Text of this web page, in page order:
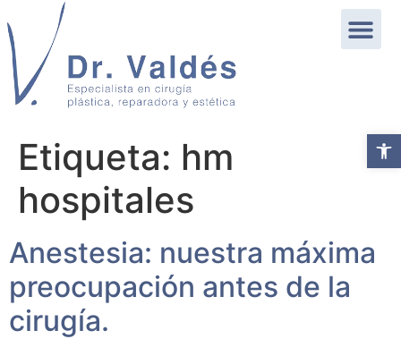
Etiqueta: hm
hospitales
Anestesia: nuestra máxima
preocupación antes de la
cirugía.
Abrir